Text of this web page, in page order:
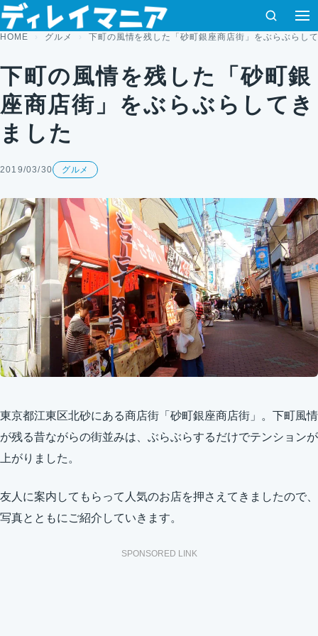
コンテンツへスキップ
検索
HOME グルメ 下町の風情を残した「砂町銀座商店街」をぶらぶらし
下町の風情を残した「砂町銀
座商店街」をぶらぶらしてき
ました
2019/03/30 グルメ
東京都江東区北砂にある商店街「砂町銀座商店街」。下町風情
が残る昔ながらの街並みは、ぶらぶらするだけでテンションが
上がりました。
友人に案内してもらって人気のお店を押さえてきましたので、
写真とともにご紹介していきます。
SPONSORED LINK